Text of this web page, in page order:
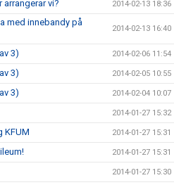
vi? 2014-02-13 18:36
med innebandy på
2014-02-13 16:40
3) 2014-02-06 11:54
3) 2014-02-05 10:55
3) 2014-02-04 10:07
2014-01-27 15:32
KFUM 2014-01-27 15:31
2014-01-27 15:31
2014-01-27 15:30